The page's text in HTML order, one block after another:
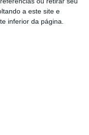
a este site e
inferior da página.
igualmente
com o